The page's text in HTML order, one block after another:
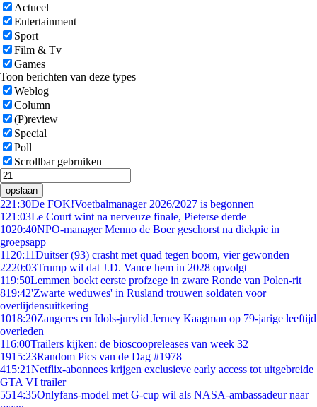
Actueel
Entertainment
Sport
Film & Tv
Games
Toon berichten van deze types
Weblog
Column
(P)review
Special
Poll
Scrollbar gebruiken
opslaan
221:30De FOK!Voetbalmanager 2026/2027 is begonnen
1 21:03Le Court wint na nerveuze finale, Pieterse derde
1020:40NPO-manager Menno de Boer geschorst na dickpic in
groepsapp
11 20:11Duitser (93) crasht met quad tegen boom, vier gewonden
2220:03Trump wil dat J.D. Vance hem in 2028 opvolgt
119:50Lemmen boekt eerste profzege in zware Ronde van Polen-rit
819:42'Zwarte weduwes' in Rusland trouwen soldaten voor
overlijdensuitkering
1018:20Zangeres en Idols-jurylid Jerney Kaagman op 79-jarige leeftijd
overleden
116:00Trailers kijken: de bioscoopreleases van week 32
1915:23Random Pics van de Dag #1978
415:21Netflix-abonnees krijgen exclusieve early access tot uitgebreide
GTA VI trailer
5514:35Onlyfans-model met G-cup wil als NASA-ambassadeur naar